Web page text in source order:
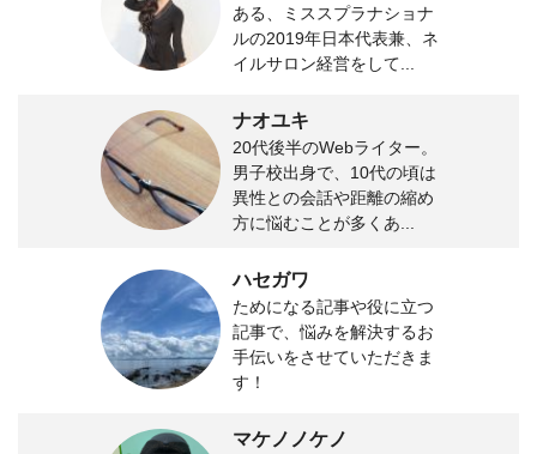
ある、ミススプラナショナ
ルの2019年日本代表兼、ネ
イルサロン経営をして...
ナオユキ
20代後半のWebライター。
男子校出身で、10代の頃は
異性との会話や距離の縮め
方に悩むことが多くあ...
ハセガワ
ためになる記事や役に立つ
記事で、悩みを解決するお
手伝いをさせていただきま
す！
マケノノケノ